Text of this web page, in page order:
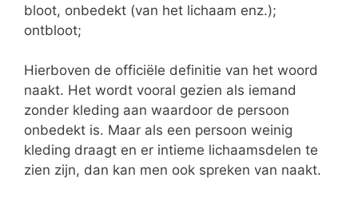
bloot, onbedekt (van het lichaam enz.);
ontbloot;
Hierboven de officiële definitie van het woord
naakt. Het wordt vooral gezien als iemand
zonder kleding aan waardoor de persoon
onbedekt is. Maar als een persoon weinig
kleding draagt en er intieme lichaamsdelen te
zien zijn, dan kan men ook spreken van naakt.